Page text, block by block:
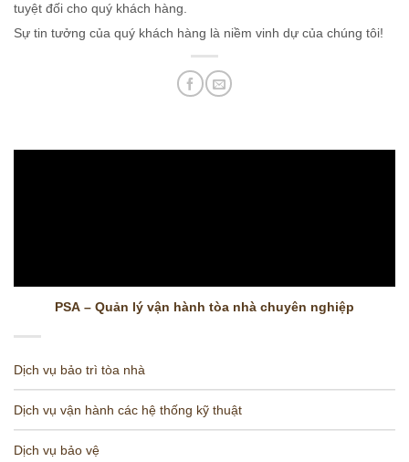
tuyệt đối cho quý khách hàng.
Sự tin tưởng của quý khách hàng là niềm vinh dự của chúng tôi!
PSA – Quản lý vận hành tòa nhà chuyên nghiệp
Dịch vụ bảo trì tòa nhà
Dịch vụ vận hành các hệ thống kỹ thuật
Dịch vụ bảo vệ